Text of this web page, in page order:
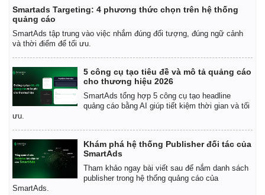
Smartads Targeting: 4 phương thức chọn trên hệ thống
quảng cáo
SmartAds tập trung vào việc nhắm đúng đối tượng, đúng ngữ cảnh
và thời điểm để tối ưu.
5 công cụ tạo tiêu đề và mô tả quảng cáo
cho thương hiệu 2026
SmartAds tổng hợp 5 công cụ tạo headline
quảng cáo bằng AI giúp tiết kiệm thời gian và tối
ưu.
Khám phá hệ thống Publisher đối tác của
SmartAds
Tham khảo ngay bài viết sau để nắm danh sách
publisher trong hệ thống quảng cáo của
SmartAds.